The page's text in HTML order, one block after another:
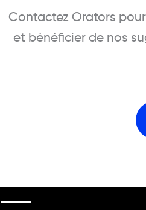
Contactez Orators
et bénéficier de nos